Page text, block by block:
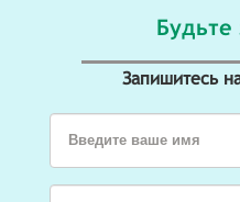
Запишитесь
Введите ваше имя